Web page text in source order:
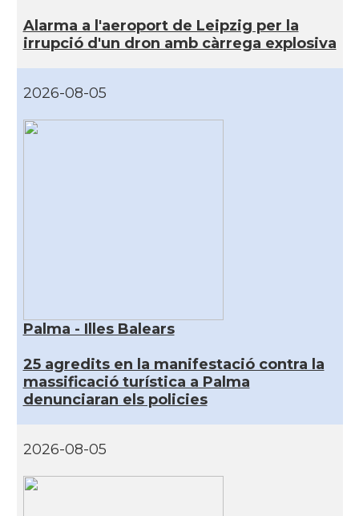
Alarma a l'aeroport de Leipzig per la
irrupció d'un dron amb càrrega explosiva
2026-08-05
Palma - Illes Balears
25 agredits en la manifestació contra la
massificació turística a Palma
denunciaran els policies
2026-08-05